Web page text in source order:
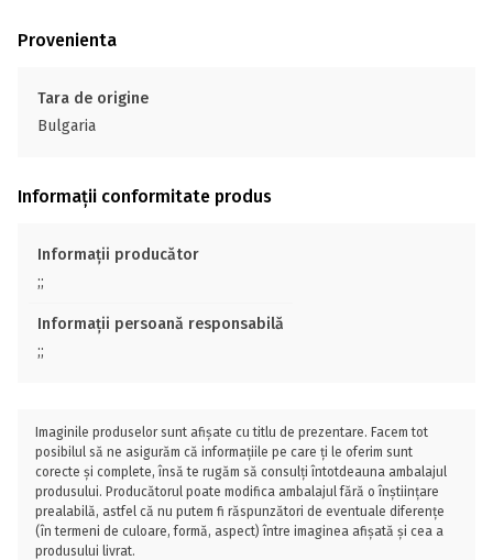
Provenienta
Tara de origine
Bulgaria
Informații conformitate produs
Informații producător
;;
Informații persoană responsabilă
;;
Imaginile produselor sunt afișate cu titlu de prezentare. Facem tot
posibilul să ne asigurăm că informațiile pe care ți le oferim sunt
corecte și complete, însă te rugăm să consulți întotdeauna ambalajul
produsului. Producătorul poate modifica ambalajul fără o înștiințare
prealabilă, astfel că nu putem fi răspunzători de eventuale diferențe
(în termeni de culoare, formă, aspect) între imaginea afișată și cea a
produsului livrat.